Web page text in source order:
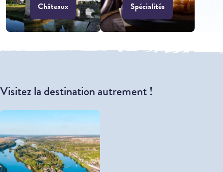
Châteaux Spécialités
Visitez la destination autrement !